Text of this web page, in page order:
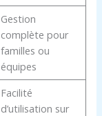
Gestion
complète pour
familles ou
équipes
Facilité
d’utilisation sur